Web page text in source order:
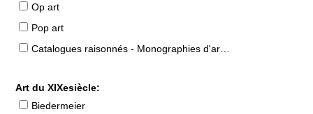
Op art
Pop art
Catalogues raisonnés - Monographies d'artistes
Art du XIXesiècle:
Biedermeier